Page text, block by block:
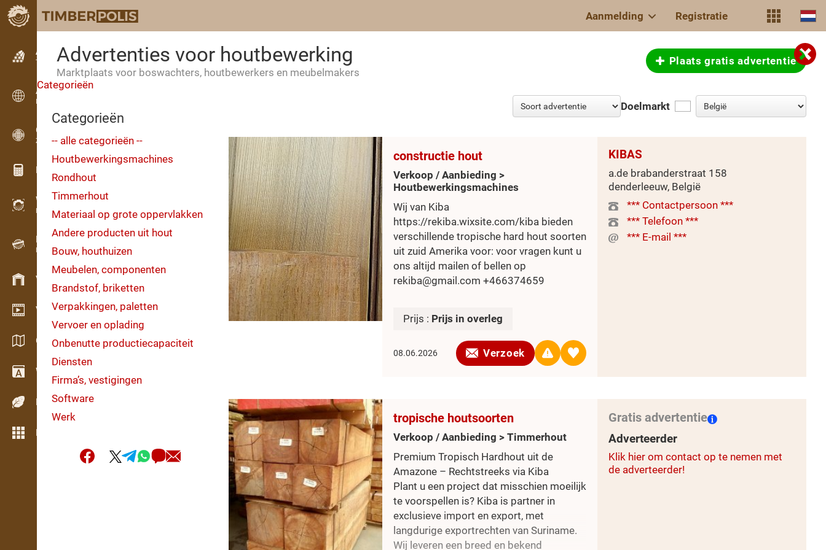
Aanmelding Registratie
Advertenties
Tekstadvertenties
Advertenties
Internationale advertenties
OPTI-TIMB
Zaagschema’s
Hout calculators
WoodProfi
Houtvolume met AI
Datalogger
Houtinventarisatie in het veld
Voorraadbeheer
Video showroom
Catalogi / Brochures
Woordenboek
Houtsoorten
Meer opties
Advertenties voor houtbewerking
Marktplaats voor boswachters, houtbewerkers en meubelmakers
Plaats gratis advertentie
Categorieën
Categorieën
-- alle categorieën --
Houtbewerkingsmachines
Rondhout
Timmerhout
Materiaal op grote oppervlakken
Andere producten uit hout
Bouw, houthuizen
Meubelen, componenten
Brandstof, briketten
Verpakkingen, paletten
Vervoer en oplading
Onbenutte productiecapaciteit
Diensten
Firma’s, vestigingen
Software
Werk
Doelmarkt
constructie hout
Verkoop / Aanbieding >
Houtbewerkingsmachines
Wij van Kiba
https://rekiba.wixsite.com/kiba bieden
verschillende tropische hard hout soorten
uit zuid Amerika voor: voor vragen kunt u
ons altijd mailen of bellen op
rekiba@gmail.com +466374659
Prijs : Prijs in overleg
08.06.2026 Verzoek
KIBAS
a.de brabanderstraat 158
denderleeuw, België
*** Contactpersoon ***
*** Telefoon ***
*** E-mail ***
tropische houtsoorten
Verkoop / Aanbieding > Timmerhout
Premium Tropisch Hardhout uit de
Amazone – Rechtstreeks via Kiba
Plant u een project dat misschien moeilijk
te voorspellen is? Kiba is partner in
exclusieve import en export, met
langdurige exportrechten van Suriname.
Wij leveren een breed en bekend
Gratis advertentie
Adverteerder
Klik hier om contact op te nemen met
de adverteerder!